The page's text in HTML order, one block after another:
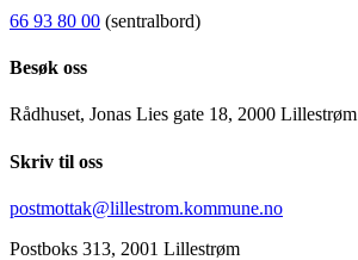
66 93 80 00 (sentralbord)
Besøk oss
Rådhuset, Jonas Lies gate 18, 2000 Lillestrøm
Skriv til oss
postmottak@lillestrom.kommune.no
Postboks 313, 2001 Lillestrøm